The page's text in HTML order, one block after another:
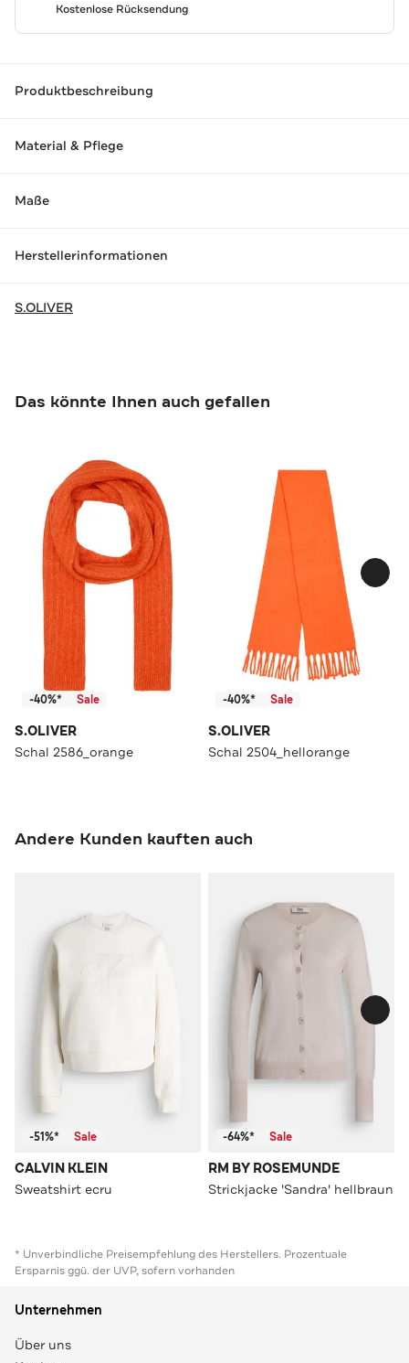
Kostenlose Rücksendung
Produktbeschreibung
Material & Pflege
Maße
Herstellerinformationen
S.OLIVER
Das könnte Ihnen auch gefallen
-40%* Sale
S.OLIVER
Schal 2586_orange
-40%* Sale
S.OLIVER
Schal 2504_hellorange
Andere Kunden kauften auch
-51%* Sale
CALVIN KLEIN
Sweatshirt ecru
-64%* Sale
RM BY ROSEMUNDE
Strickjacke 'Sandra' hellbraun
* Unverbindliche Preisempfehlung des Herstellers. Prozentuale
Ersparnis ggü. der UVP, sofern vorhanden
Unternehmen
Über uns